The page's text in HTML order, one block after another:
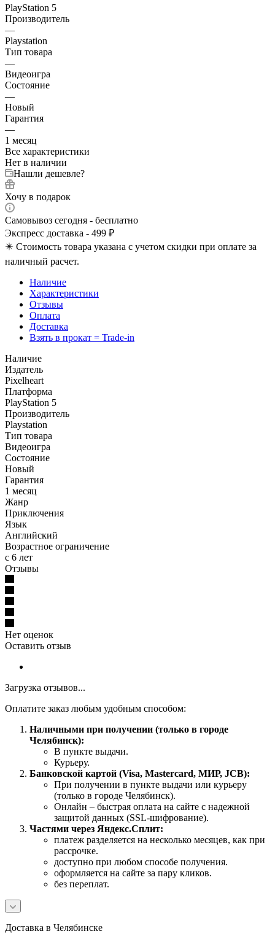
PlayStation 5
Производитель
—
Playstation
Тип товара
—
Видеоигра
Состояние
—
Новый
Гарантия
—
1 месяц
Все характеристики
Нет в наличии
Нашли дешевле?
Хочу в подарок
Самовывоз сегодня - бесплатно
Экспресс доставка - 499 ₽
✴️ Стоимость товара указана с учетом скидки при оплате за
наличный расчет.
Наличие
Характеристики
Отзывы
Оплата
Доставка
Взять в прокат = Trade-in
Наличие
Издатель
Pixelheart
Платформа
PlayStation 5
Производитель
Playstation
Тип товара
Видеоигра
Состояние
Новый
Гарантия
1 месяц
Жанр
Приключения
Язык
Английский
Возрастное ограничение
с 6 лет
Отзывы
Нет оценок
Оставить отзыв
Загрузка отзывов...
Оплатите заказ любым удобным способом:
Наличными при получении (только в городе
Челябинск):
В пункте выдачи.
Курьеру.
Банковской картой (Visa, Mastercard, МИР, JCB):
При получении в пункте выдачи или курьеру
(только в городе Челябинск).
Онлайн – быстрая оплата на сайте с надежной
защитой данных (SSL-шифрование).
Частями через Яндекс.Сплит:
платеж разделяется на несколько месяцев, как при
рассрочке.
доступно при любом способе получения.
оформляется на сайте за пару кликов.
без переплат.
Доставка в Челябинске